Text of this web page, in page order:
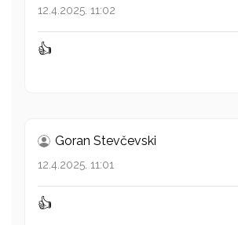
12.4.2025. 11:02
👍
Goran Stevčevski
12.4.2025. 11:01
👍